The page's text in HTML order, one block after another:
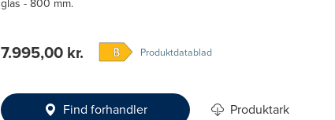
glas - 800 mm.
7.995,00 kr. Produktdatablad
Find forhandler Produktark